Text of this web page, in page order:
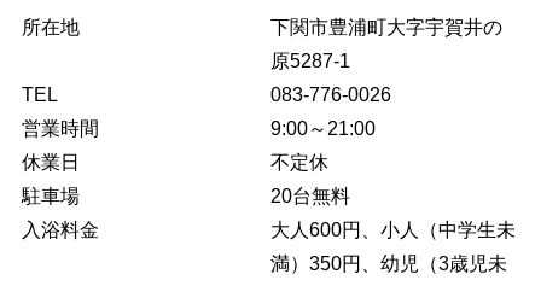
所在地
下関市豊浦町大字宇賀井の
原5287-1
TEL
083-776-0026
営業時間
9:00～21:00
休業日
不定休
駐車場
20台無料
入浴料金
大人600円、小人（中学生未
満）350円、幼児（3歳児未